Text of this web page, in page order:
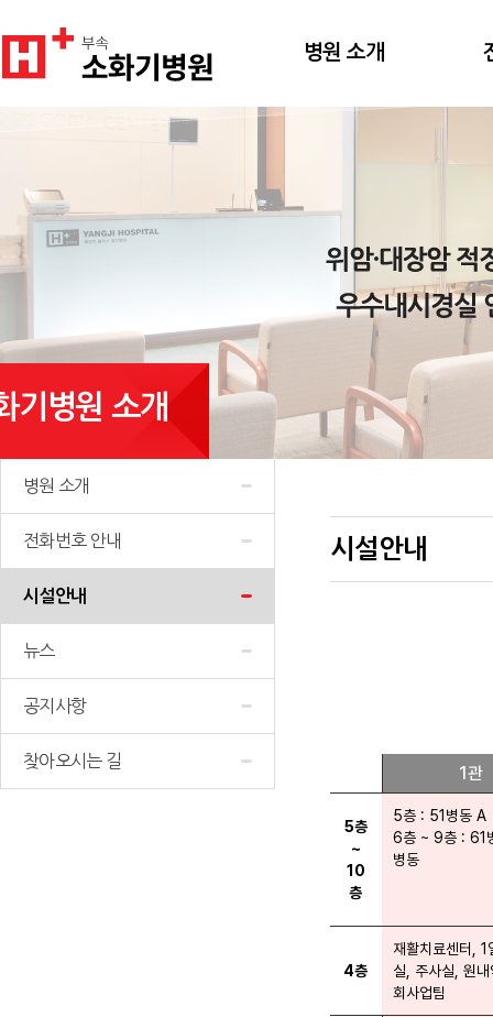
병원 소개
기병원 소개
병원 소개
전화번호 안내
시설안내
뉴스
공지사항
찾아오시는 길
시설안내